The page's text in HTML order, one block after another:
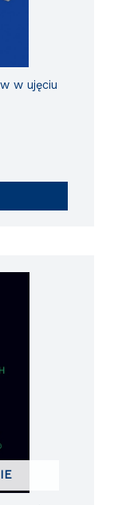
w ujęciu